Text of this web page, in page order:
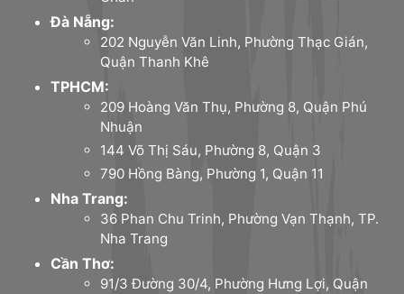
Đà Nẵng:
202 Nguyễn Văn Linh, Phường Thạc Gián,
Quận Thanh Khê
TPHCM:
209 Hoàng Văn Thụ, Phường 8, Quận Phú
Nhuận
144 Võ Thị Sáu, Phường 8, Quận 3
790 Hồng Bàng, Phường 1, Quận 11
Nha Trang:
36 Phan Chu Trinh, Phường Vạn Thạnh, TP.
Nha Trang
Cần Thơ:
91/3 Đường 30/4, Phường Hưng Lợi, Quận